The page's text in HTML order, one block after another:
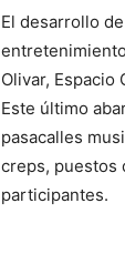
El desarrollo
Olivar, Espacio
Este último
pasacalles
creps, puestos
participantes.